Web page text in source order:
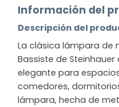
Información del
Descripción del
La clásica lámpara de
Bassiste de
elegante para
comedores,
lámpara, hecha de